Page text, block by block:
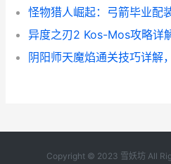
怪物猎人崛起：弓箭毕业配
Copyright © 2023 雪妖坊 All